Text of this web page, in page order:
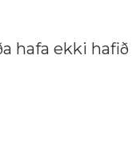
hafa ekki hafið